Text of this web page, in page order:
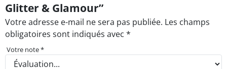
Glitter & Glamour”
Votre adresse e-mail ne sera pas publiée. Les champs
obligatoires sont indiqués avec *
Votre note*